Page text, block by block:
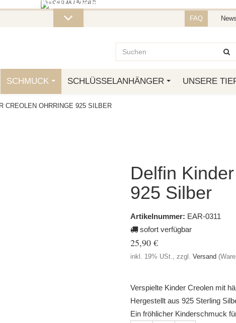
OTTO.
FAQ News
SCHMUCK SCHLÜSSELANHÄNGER UNSERE
CREOLEN OHRRINGE 925 SILBER
Delfin
925 Silber
Artikelnummer: EAR-0311
sofort verfügbar
25,90 €
inkl. 19% USt., zzgl. Versand
Verspielte Kinder Creolen mit
Hergestellt aus 925 Sterling
Ein fröhlicher Kinderschmuck